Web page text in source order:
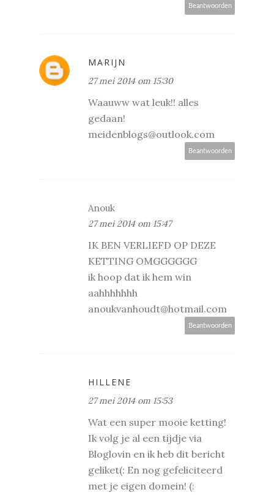
Beantwoorden
MARIJN
27 mei 2014 om 15:30
Waauww wat leuk!! alles
gedaan!
meidenblogs@outlook.com
Beantwoorden
Anouk
27 mei 2014 om 15:47
IK BEN VERLIEFD OP DEZE
KETTING OMGGGGGG
ik hoop dat ik hem win
aahhhhhhh
anoukvanhoudt@hotmail.com
Beantwoorden
HILLENE
27 mei 2014 om 15:53
Wat een super mooie ketting!
Ik volg je al een tijdje via
Bloglovin en ik heb dit bericht
geliket(: En nog gefeliciteerd
met je eigen domein! (: